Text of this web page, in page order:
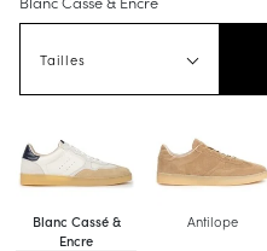
Tailles
Blanc Cassé &
Encre
Antilope